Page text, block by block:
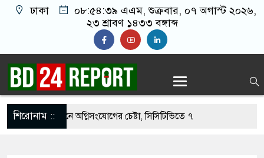
ঢাকা ০৮:৫৪:৪০ এএম, শুক্রবার, ০৭ অগাস্ট ২০২৬,
২৩ শ্রাবণ ১৪৩৩ বঙ্গাব্দ
শিরোনাম ::
বাসভবনে অগ্নিসংযোগের চেষ্টা, সিসিটিভিতে ৭